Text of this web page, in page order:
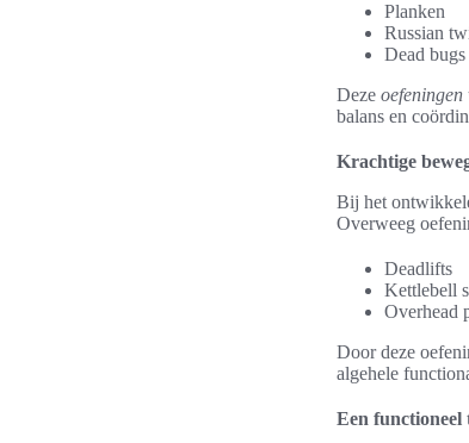
Planken
Russian
Dead bugs
Deze oefeningen
balans en
Krachtige
Bij het
Overweeg
Deadlifts
Kettlebell
Overhead
Door deze
algehele
Een functioneel